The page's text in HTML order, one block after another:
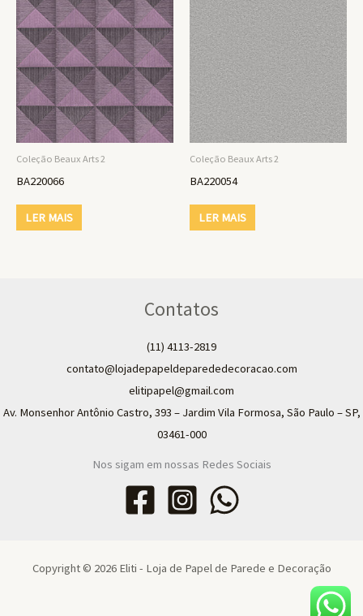
Coleção Beaux Arts 2
BA220066
LER MAIS
Coleção Beaux Arts 2
BA220054
LER MAIS
Contatos
(11) 4113-2819
contato@lojadepapeldeparededecoracao.com
elitipapel@gmail.com​
Av. Monsenhor Antônio Castro, 393 – Jardim Vila Formosa, São Paulo – SP,
03461-000
Nos sigam em nossas Redes Sociais
Copyright © 2026 Eliti - Loja de Papel de Parede e Decoração